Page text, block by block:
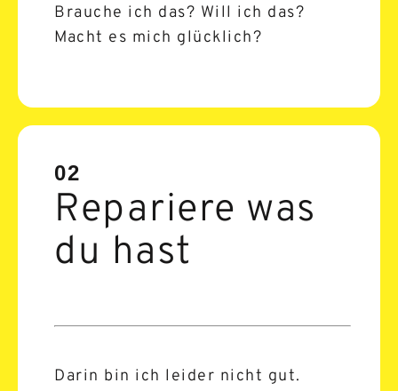
Brauche ich das? Will ich das?
Macht es mich glücklich?
02
Repariere was
du hast
Darin bin ich leider nicht gut.